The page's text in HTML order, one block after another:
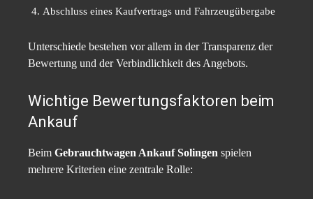
Abschluss eines Kaufvertrags und Fahrzeugübergabe
Unterschiede bestehen vor allem in der Transparenz der
Bewertung und der Verbindlichkeit des Angebots.
Wichtige Bewertungsfaktoren beim
Ankauf
Beim Gebrauchtwagen Ankauf Solingen spielen
mehrere Kriterien eine zentrale Rolle: